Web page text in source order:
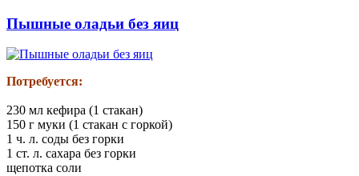
Пышные оладьи без яиц
Потребуется:
230 мл кефира (1 стакан)
150 г муки (1 стакан с горкой)
1 ч. л. соды без горки
1 ст. л. сахара без горки
щепотка соли